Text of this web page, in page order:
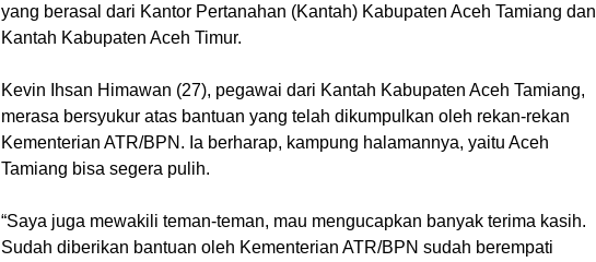
yang berasal dari Kantor Pertanahan (Kantah) Kabupaten Aceh Tamiang dan
Kantah Kabupaten Aceh Timur.
Kevin Ihsan Himawan (27), pegawai dari Kantah Kabupaten Aceh Tamiang,
merasa bersyukur atas bantuan yang telah dikumpulkan oleh rekan-rekan
Kementerian ATR/BPN. Ia berharap, kampung halamannya, yaitu Aceh
Tamiang bisa segera pulih.
“Saya juga mewakili teman-teman, mau mengucapkan banyak terima kasih.
Sudah diberikan bantuan oleh Kementerian ATR/BPN sudah berempati